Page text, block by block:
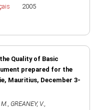
2005
Quality of Basic
prepared for the
Mauritius, December 3-
M., GREANEY, V.,